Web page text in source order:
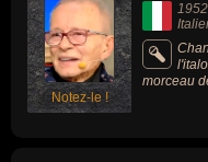
Notez-le !
1952
morceau